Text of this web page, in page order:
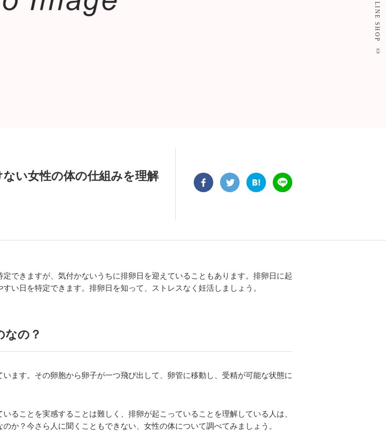
い女性の体の仕組みを理解
できますが、気付かないうちに排卵日を迎えていることもあります。排卵日に起
い日を特定できます。排卵日を知って、ストレスなく妊活しましょう。
なの？
ます。その卵胞から卵子が一つ飛び出して、卵管に移動し、受精が可能な状態に
ることを実感することは難しく、排卵が起こっていることを理解している人は、
か？今さら人に聞くこともできない、女性の体について調べてみましょう。